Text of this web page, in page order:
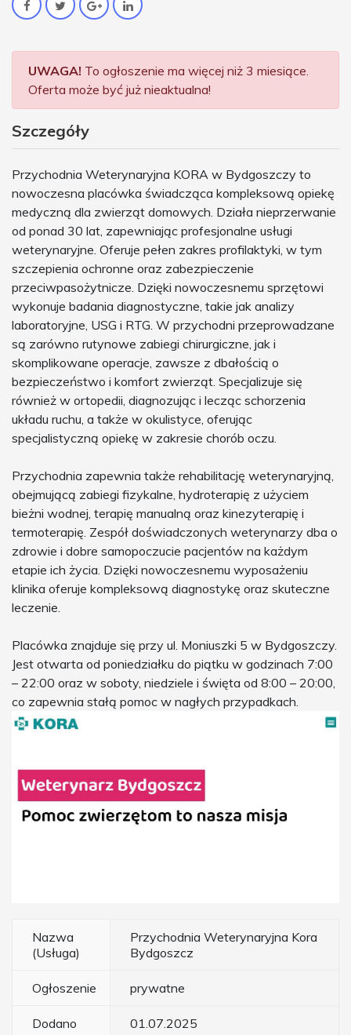
UWAGA! To ogłoszenie ma więcej niż 3 miesiące.
Oferta może być już nieaktualna!
Szczegóły
Przychodnia Weterynaryjna KORA w Bydgoszczy to
nowoczesna placówka świadcząca kompleksową opiekę
medyczną dla zwierząt domowych. Działa nieprzerwanie
od ponad 30 lat, zapewniając profesjonalne usługi
weterynaryjne. Oferuje pełen zakres profilaktyki, w tym
szczepienia ochronne oraz zabezpieczenie
przeciwpasożytnicze. Dzięki nowoczesnemu sprzętowi
wykonuje badania diagnostyczne, takie jak analizy
laboratoryjne, USG i RTG. W przychodni przeprowadzane
są zarówno rutynowe zabiegi chirurgiczne, jak i
skomplikowane operacje, zawsze z dbałością o
bezpieczeństwo i komfort zwierząt. Specjalizuje się
również w ortopedii, diagnozując i lecząc schorzenia
układu ruchu, a także w okulistyce, oferując
specjalistyczną opiekę w zakresie chorób oczu.
Przychodnia zapewnia także rehabilitację weterynaryjną,
obejmującą zabiegi fizykalne, hydroterapię z użyciem
bieżni wodnej, terapię manualną oraz kinezyterapię i
termoterapię. Zespół doświadczonych weterynarzy dba o
zdrowie i dobre samopoczucie pacjentów na każdym
etapie ich życia. Dzięki nowoczesnemu wyposażeniu
klinika oferuje kompleksową diagnostykę oraz skuteczne
leczenie.
Placówka znajduje się przy ul. Moniuszki 5 w Bydgoszczy.
Jest otwarta od poniedziałku do piątku w godzinach 7:00
– 22:00 oraz w soboty, niedziele i święta od 8:00 – 20:00,
co zapewnia stałą pomoc w nagłych przypadkach.
Nazwa
(Usługa)
Przychodnia Weterynaryjna Kora
Bydgoszcz
Ogłoszenie prywatne
Dodano 01.07.2025